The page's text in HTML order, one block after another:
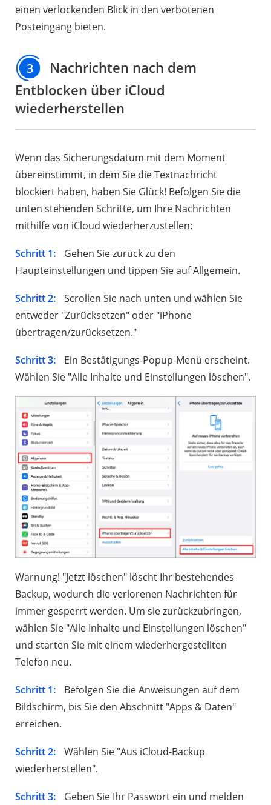
einen verlockenden Blick in den verbotenen
Posteingang bieten.
3
Nachrichten nach dem
Entblocken über iCloud
wiederherstellen
Wenn das Sicherungsdatum mit dem Moment
übereinstimmt, in dem Sie die Textnachricht
blockiert haben, haben Sie Glück! Befolgen Sie die
unten stehenden Schritte, um Ihre Nachrichten
mithilfe von iCloud wiederherzustellen:
Schritt 1:
Gehen Sie zurück zu den
Haupteinstellungen und tippen Sie auf Allgemein.
Schritt 2:
Scrollen Sie nach unten und wählen Sie
entweder "Zurücksetzen" oder "iPhone
übertragen/zurücksetzen."
Schritt 3:
Ein Bestätigungs-Popup-Menü erscheint.
Wählen Sie "Alle Inhalte und Einstellungen löschen".
Warnung! "Jetzt löschen" löscht Ihr bestehendes
Backup, wodurch die verlorenen Nachrichten für
immer gesperrt werden. Um sie zurückzubringen,
wählen Sie "Alle Inhalte und Einstellungen löschen"
und starten Sie mit einem wiederhergestellten
Telefon neu.
Schritt 1:
Befolgen Sie die Anweisungen auf dem
Bildschirm, bis Sie den Abschnitt "Apps & Daten"
erreichen.
Schritt 2:
Wählen Sie "Aus iCloud-Backup
wiederherstellen".
Schritt 3:
Geben Sie Ihr Passwort ein und melden